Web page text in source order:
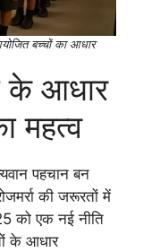
बच्चों का आधार
के आधार
महत्व
पहचान बन
की जरूरतों में
को एक नई नीति
के आधार